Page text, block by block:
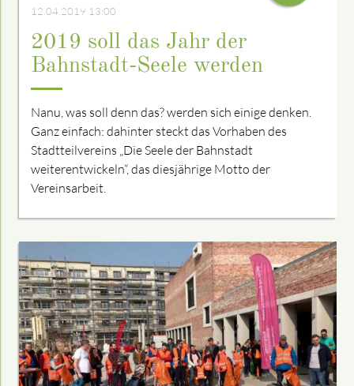
12.04.2019 13:00
2019 soll das Jahr der
Bahnstadt-Seele werden
Nanu, was soll denn das? werden sich einige denken.
Ganz einfach: dahinter steckt das Vorhaben des
Stadtteilvereins „Die Seele der Bahnstadt
weiterentwickeln“, das diesjährige Motto der
Vereinsarbeit.